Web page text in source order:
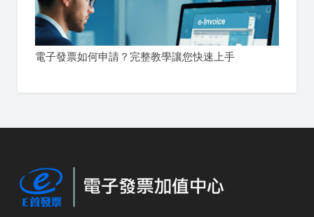
電子發票如何申請？完整教學讓您快速上手